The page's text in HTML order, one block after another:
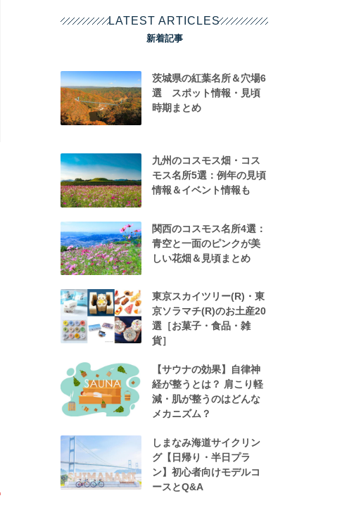
LATEST ARTICLES
新着記事
茨城県の紅葉名所＆穴場6
選 スポット情報・見頃
時期まとめ
九州のコスモス畑・コス
モス名所5選：例年の見頃
情報＆イベント情報も
関西のコスモス名所4選：
青空と一面のピンクが美
しい花畑＆見頃まとめ
東京スカイツリー(R)・東
京ソラマチ(R)のお土産20
選［お菓子・食品・雑
貨］
【サウナの効果】自律神
経が整うとは？ 肩こり軽
減・肌が整うのはどんな
メカニズム？
しまなみ海道サイクリン
グ【日帰り・半日プラ
ン】初心者向けモデルコ
ースとQ&A